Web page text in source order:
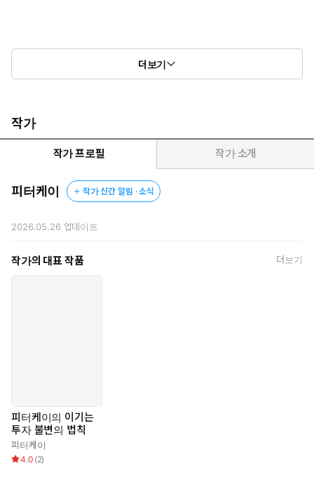
“당신의 투자가 실패하는 이유는 단 하나, 이기는 투자의 ‘원칙’을
모르기 때문이다!”
매년 1천만 원을 잃던 개미는 어떻게 판을 꿰뚫는 압도적 승자가
되었나?
재야의 고수이자 신뢰의 파워블로거, 피터케이가 정리한 평생 투
많은 개인 투자자들이 반복해서 마주하는 현실은 비슷하다. 계좌 잔
자 방식을 돌아보고 변치 않는 원칙을 세우는 법을 제시해준다.
☞ 함께 읽으면 좋은 21세기북스의 책들
더보기
작가
작가 프로필 작가 소개
피터케이 작가 신간 알림 · 소식
2026.05.26 업데이트
작가의 대표 작품 더보기
피터케이의 이기는
투자 불변의 법칙
피터케이
4.0 (2)